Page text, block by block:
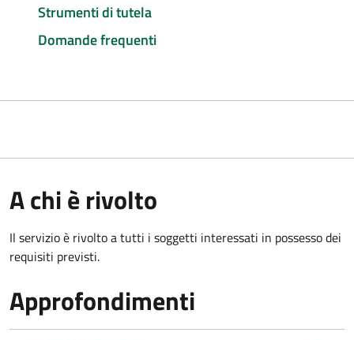
Strumenti di tutela
Domande frequenti
A chi è rivolto
Il servizio è rivolto a tutti i soggetti interessati in possesso dei
requisiti previsti.
Approfondimenti